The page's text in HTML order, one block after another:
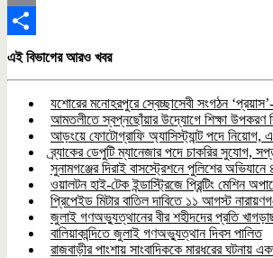
Email
Share
এই বিভাগের আরও খবর
যশোরের মনোহরপুরে স্বেচ্ছাসেবী সংগঠন
আমতলীতে স্বপ্নছোঁয়ার উদ্যোগে শিক্ষা উপকরণ
আড়ংয়ে ফোটোগ্রাফি অ্যাসিস্ট্যান্ট পদে
ব্র্যাকের ডেপুটি ম্যানেজার পদে চাকরির সুযোগ,
সুনামগঞ্জের দিরাই বাসস্ট্রেশনে পুলিশের
ওয়ালটন হাই-টেক ইন্ডাস্ট্রিজে প্রিন্টিং মেশিন
প্রিপেইড মিটার বাতিল দাবিতে ১১ আগস্ট
জুলাই গণঅভ্যুত্থানের বীর শহীদদের প্রতি
বালিয়াকান্দিতে জুলাই গণঅভ্যুত্থান দিবস পালিত
রাজবাড়ীর পাংশায় সাংবাদিককে মারধরের ঘটনায়